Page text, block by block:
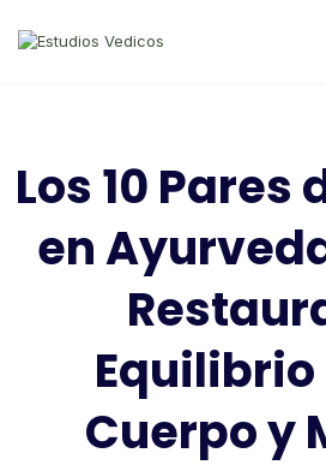
Los 10 Pares
en
Equilibrio
Cuerpo y